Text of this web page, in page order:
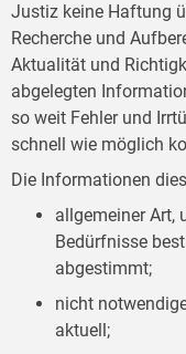
Justiz keine Haftung
Recherche und
Aktualität und
abgelegten
so weit Fehler und
schnell wie möglich
Die Informationen
allgemeiner Art,
Bedürfnisse
abgestimmt;
nicht
aktuell;